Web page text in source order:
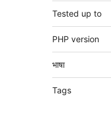
Tested up to
PHP version
भाषा
Tags